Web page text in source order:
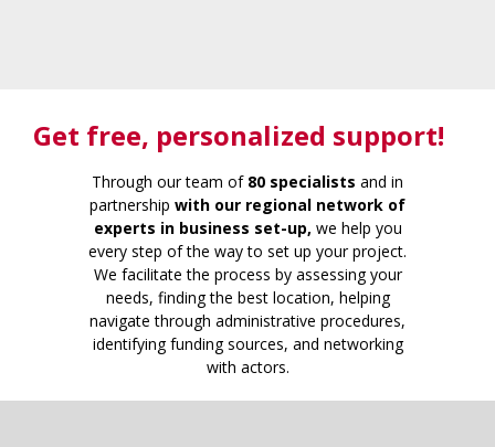
Get free, personalized support!
Through our team of 80 specialists and in
partnership with our regional network of
experts in business set-up, we help you
every step of the way to set up your project.
We facilitate the process by assessing your
needs, finding the best location, helping
navigate through administrative procedures,
identifying funding sources, and networking
with actors.